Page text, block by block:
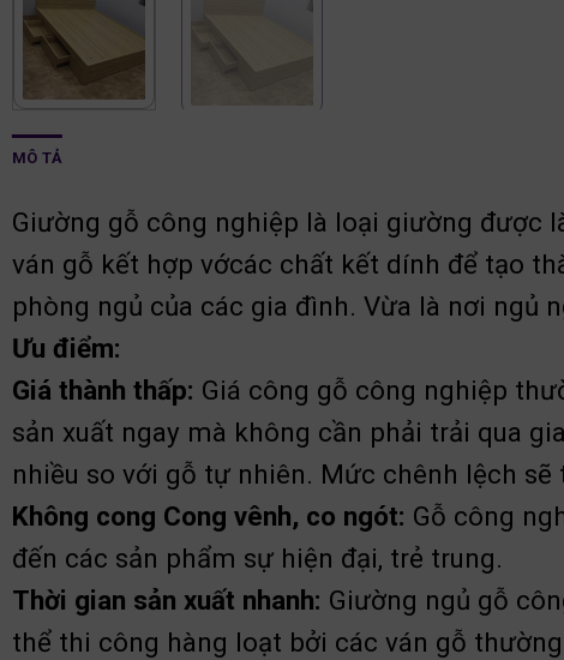
MÔ TẢ
Giường gỗ công nghiệp là loại giường được
ván gỗ kết hợp vớcác chất kết dính để tạo
phòng ngủ của các gia đình. Vừa là nơi ngủ
Ưu điểm:
Giá thành thấp: Giá công gỗ công nghiệp
sản xuất ngay mà không cần phải trải qua
nhiều so với gỗ tự nhiên. Mức chênh lệch
Không cong Cong vênh, co ngót: Gỗ công
đến các sản phẩm sự hiện đại, trẻ trung.
Thời gian sản xuất nhanh: Giường ngủ gỗ
thể thi công hàng loạt bởi các ván gỗ